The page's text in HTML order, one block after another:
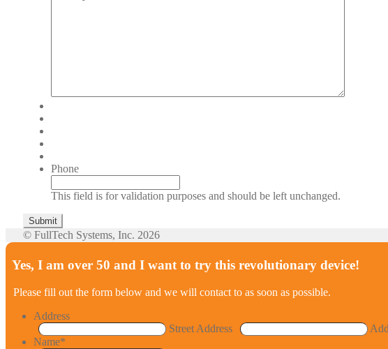
Phone
This field is for validation purposes and should be left unchanged.
© FullTech Systems, Inc. 2026
Yes, I am over 50 and I want to try this revolutionary device!
Please fill out the form below and we will contact to as soon as possible.
Address
Street Address
Name*